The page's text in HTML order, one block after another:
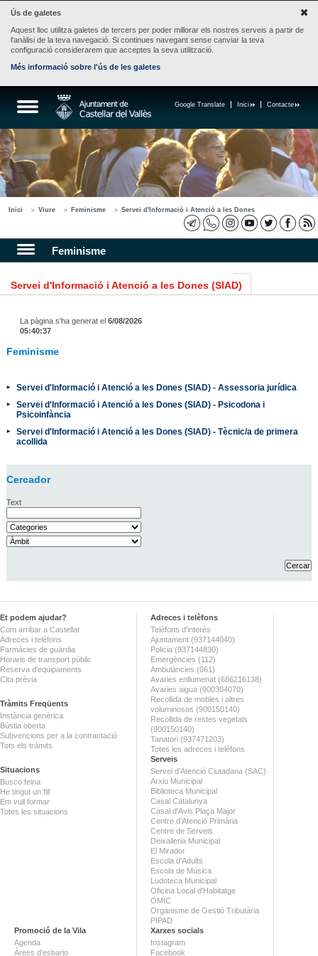
Ús de galetes
Aquest lloc utilitza galetes de tercers per poder millorar els nostres serveis a partir de
l'anàlisi de la teva navegació. Si continues navegant sense canviar la teva
configuració considerarem que acceptes la seva utilització.
Més informació sobre l'ús de les galetes
Contacte
Inici
Google Translate
Inici Viure Feminisme Servei d'Informació i Atenció a les Dones
Feminisme
Servei d'Informació i Atenció a les Dones (SIAD)
La pàgina s'ha generat el 6/08/2026
05:40:37
Feminisme
Servei d'Informació i Atenció a les Dones (SIAD) - Assessoria jurídica
Servei d'Informació i Atenció a les Dones (SIAD) - Psicodona i
Psicoinfància
Servei d'Informació i Atenció a les Dones (SIAD) - Tècnic/a de primera
acollida
Cercador
Text
Et podem ajudar?
Com arribar a Castellar
Adreces i telèfons
Farmàcies de guàrdia
Horaris de transport públic
Reserva d'equipaments
Cita prèvia
Tràmits Freqüents
Instància genèrica
Bústia oberta
Subvencions per a la contractació
Tots els tràmits
Situacions
Busco feina
He tingut un fill
Em vull formar
Totes les situacions
Adreces i telèfons
Telèfons d'interès
Ajuntament (937144040)
Policia (937144830)
Emergències (112)
Ambulàncies (061)
Avaries enllumenat (686216138)
Avaries aigua (900304070)
Recollida de mobles i altres
voluminosos (900150140)
Recollida de restes vegetals
(900150140)
Tanatori (937471203)
Totes les adreces i telèfons
Serveis
Servei d'Atenció Ciutadana (SAC)
Arxiu Municipal
Biblioteca Municipal
Casal Catalunya
Casal d'Avis Plaça Major
Centre d'Atenció Primària
Centre de Serveis
Deixalleria Municipal
El Mirador
Escola d'Adults
Escola de Música
Ludoteca Municipal
Oficina Local d'Habitatge
OMIC
Organisme de Gestió Tributària
PIPAD
Promoció de la Vila
Agenda
Àrees d'esbarjo
Xarxes socials
Instagram
Facebook